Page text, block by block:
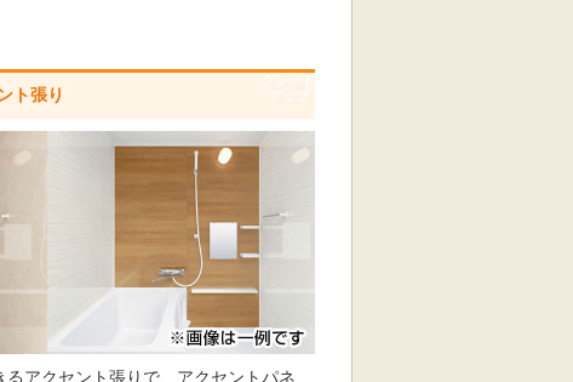
ト張り
グレード
アップ
アクセント張りで、アクセントパネ